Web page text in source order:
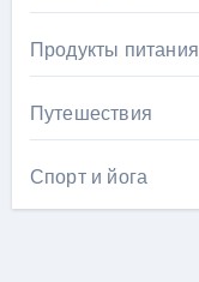
Продукты питания
Путешествия
Спорт и йога